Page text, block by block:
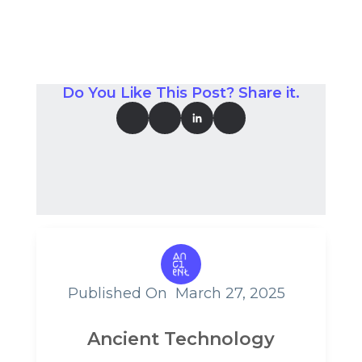
Do You Like This Post? Share it.
Published On March 27, 2025
Ancient Technology